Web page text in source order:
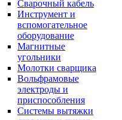
Сварочный кабель
Инструмент и
вспомогательное
оборудование
Магнитные
угольники
Молотки сварщика
Вольфрамовые
электроды и
приспособления
Системы вытяжки